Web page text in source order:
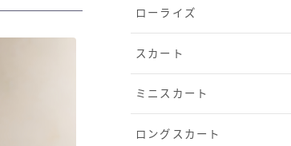
ローライズ
スカート
ミニスカート
ロングスカート